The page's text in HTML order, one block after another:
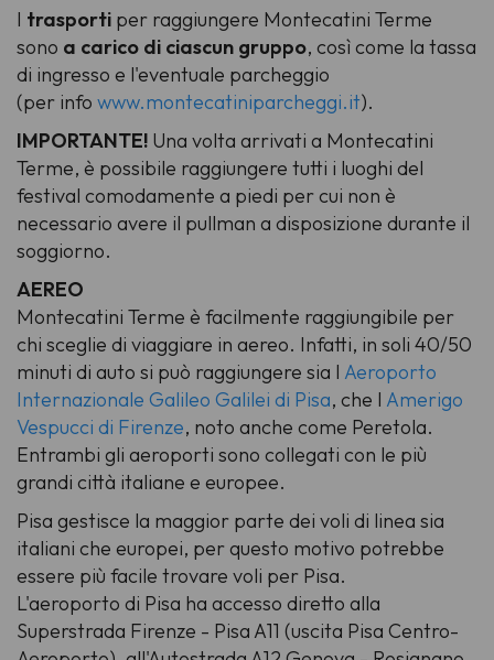
I trasporti per raggiungere Montecatini Terme
sono a carico di ciascun gruppo, così come la tassa
di ingresso e l'eventuale parcheggio
(per info www.montecatiniparcheggi.it).
IMPORTANTE! Una volta arrivati a Montecatini
Terme, è possibile raggiungere tutti i luoghi del
festival comodamente a piedi per cui non è
necessario avere il pullman a disposizione durante il
soggiorno.
AEREO
Montecatini Terme è facilmente raggiungibile per
chi sceglie di viaggiare in aereo. Infatti, in soli 40/50
minuti di auto si può raggiungere sia l' Aeroporto
Internazionale Galileo Galilei di Pisa, che l' Amerigo
Vespucci di Firenze, noto anche come Peretola.
Entrambi gli aeroporti sono collegati con le più
grandi città italiane e europee.
Pisa gestisce la maggior parte dei voli di linea sia
italiani che europei, per questo motivo potrebbe
essere più facile trovare voli per Pisa.
L'aeroporto di Pisa ha accesso diretto alla
Superstrada Firenze - Pisa A11 (uscita Pisa Centro-